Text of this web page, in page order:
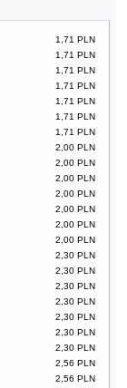
1,71 PLN
1,71 PLN
1,71 PLN
1,71 PLN
1,71 PLN
1,71 PLN
1,71 PLN
2,00 PLN
2,00 PLN
2,00 PLN
2,00 PLN
2,00 PLN
2,00 PLN
2,00 PLN
2,30 PLN
2,30 PLN
2,30 PLN
2,30 PLN
2,30 PLN
2,30 PLN
2,30 PLN
2,56 PLN
2,56 PLN